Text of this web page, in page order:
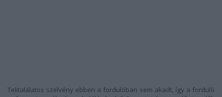
Telitalálatos szelvény ebben a fordulóban sem akadt, így a forduló